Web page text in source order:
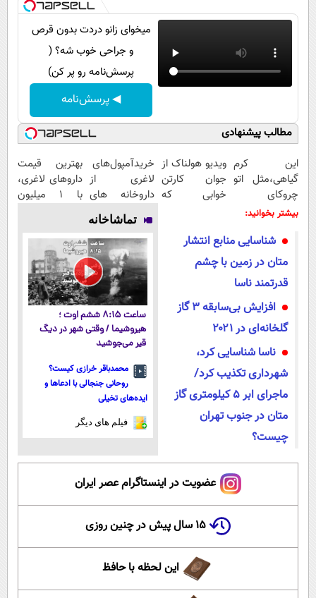
میخوای زانو دردت بدون قرص
و جراحی خوب شه؟ (
پرسش‌نامه رو پر کن)
◀ پرسش‌نامه
مطالب پیشنهادی
این کرم
گیاهی،مثل اتو
چروکای
پوستتوصاف
ویدیو هولناک از
جوان کارتن
خوابی که
خریدآمپول‌های
لاغری از
داروخانه های
اطرافت، ارسال
فوری همراه با
پک یخ!
بهترین قیمت
داروهای لاغری،
با ۱ میلیون
بیشتر بخوانید:
شناسایی منابع انتشار
متان در زمین با چشم
قدرتمند ناسا
افزایش بی‌سابقه ۳ گاز
گلخانه‌ای در ۲۰۲۱
ناسا شناسایی کرد،
شهرداری تکذیب کرد/
ماجرای ابر ۵ کیلومتری گاز
متان در جنوب تهران
چیست؟
تماشاخانه
ساعت ۸:۱۵ ششم اوت ؛
هیروشیما / وقتی شهر در دیگ
قیر می‌جوشید
محمدباقر خرازی کیست؟
روحانی جنجالی با ادعاها و
ایده‌های تخیلی
فیلم های دیگر
عضویت در اینستاگرام عصر ایران
۱۵ سال پیش در چنین روزی
این لحظه با حافظ